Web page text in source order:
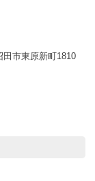
田市東原新町1810